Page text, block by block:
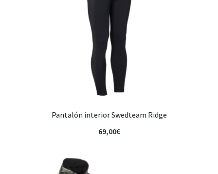
Pantalón interior Swedteam Ridge
69,00€